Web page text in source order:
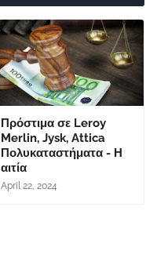
Πρόστιμα σε Leroy
Merlin, Jysk, Attica
Πολυκαταστήματα - Η
αιτία
April 22, 2024